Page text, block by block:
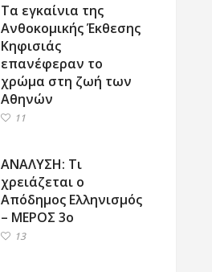
Τα εγκαίνια της
Ανθοκομικής Έκθεσης
Κηφισιάς
επανέφεραν το
χρώμα στη ζωή των
Αθηνών
11
ΑΝΑΛΥΣΗ: Τι
χρειάζεται ο
Απόδημος Ελληνισμός
– ΜΕΡΟΣ 3ο
13